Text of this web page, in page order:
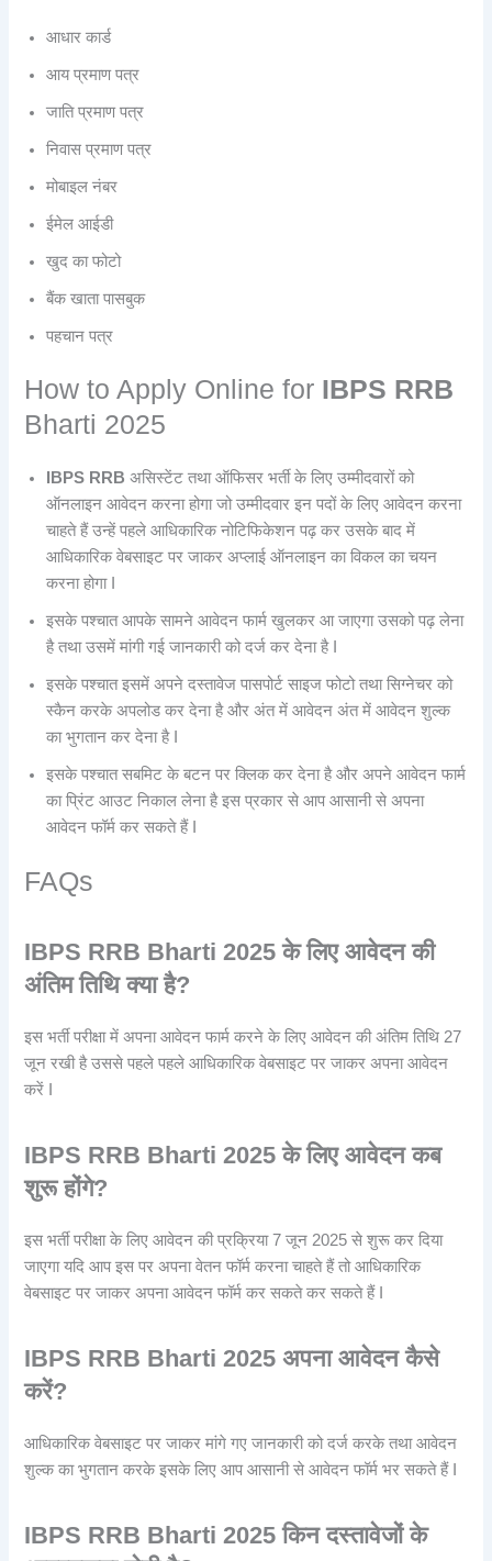
आधार कार्ड
आय प्रमाण पत्र
जाति प्रमाण पत्र
निवास प्रमाण पत्र
मोबाइल नंबर
ईमेल आईडी
खुद का फोटो
बैंक खाता पासबुक
पहचान पत्र
How to Apply Online for IBPS RRB
Bharti 2025
IBPS RRB असिस्टेंट तथा ऑफिसर भर्ती के लिए उम्मीदवारों को
ऑनलाइन आवेदन करना होगा जो उम्मीदवार इन पदों के लिए आवेदन करना
चाहते हैं उन्हें पहले आधिकारिक नोटिफिकेशन पढ़ कर उसके बाद में
आधिकारिक वेबसाइट पर जाकर अप्लाई ऑनलाइन का विकल का चयन
करना होगा I
इसके पश्चात आपके सामने आवेदन फार्म खुलकर आ जाएगा उसको पढ़ लेना
है तथा उसमें मांगी गई जानकारी को दर्ज कर देना है I
इसके पश्चात इसमें अपने दस्तावेज पासपोर्ट साइज फोटो तथा सिग्नेचर को
स्कैन करके अपलोड कर देना है और अंत में आवेदन अंत में आवेदन शुल्क
का भुगतान कर देना है I
इसके पश्चात सबमिट के बटन पर क्लिक कर देना है और अपने आवेदन फार्म
का प्रिंट आउट निकाल लेना है इस प्रकार से आप आसानी से अपना
आवेदन फॉर्म कर सकते हैं I
FAQs
IBPS RRB Bharti 2025 के लिए आवेदन की
अंतिम तिथि क्या है?
इस भर्ती परीक्षा में अपना आवेदन फार्म करने के लिए आवेदन की अंतिम तिथि 27
जून रखी है उससे पहले पहले आधिकारिक वेबसाइट पर जाकर अपना आवेदन
करें I
IBPS RRB Bharti 2025 के लिए आवेदन कब
शुरू होंगे?
इस भर्ती परीक्षा के लिए आवेदन की प्रक्रिया 7 जून 2025 से शुरू कर दिया
जाएगा यदि आप इस पर अपना वेतन फॉर्म करना चाहते हैं तो आधिकारिक
वेबसाइट पर जाकर अपना आवेदन फॉर्म कर सकते कर सकते हैं I
IBPS RRB Bharti 2025 अपना आवेदन कैसे
करें?
आधिकारिक वेबसाइट पर जाकर मांगे गए जानकारी को दर्ज करके तथा आवेदन
शुल्क का भुगतान करके इसके लिए आप आसानी से आवेदन फॉर्म भर सकते हैं I
IBPS RRB Bharti 2025 किन दस्तावेजों के